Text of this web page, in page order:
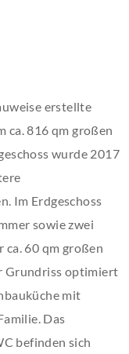
erstellte
ca. 816 qm großen
wurde 2017
Im Erdgeschoss
sowie zwei
ca. 60 qm großen
Grundriss optimiert
mit
Das
befinden sich